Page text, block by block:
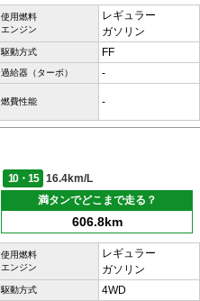
使用燃料
エンジン
レギュラー
ガソリン
駆動方式 FF
過給器（ターボ） -
燃費性能 -
10・15
16.4km/L
満タンでどこまで走る？
606.8km
使用燃料
エンジン
レギュラー
ガソリン
駆動方式 4WD